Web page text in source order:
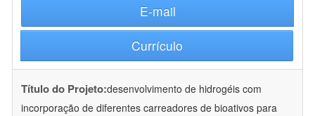
E-mail
Currículo
Título do Projeto:desenvolvimento de hidrogéis com
incorporação de diferentes carreadores de bioativos para